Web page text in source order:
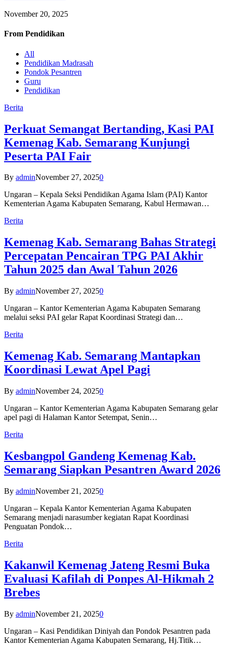
November 20, 2025
From Pendidikan
All
Pendidikan Madrasah
Pondok Pesantren
Guru
Pendidikan
Berita
Perkuat Semangat Bertanding, Kasi PAI
Kemenag Kab. Semarang Kunjungi
Peserta PAI Fair
By adminNovember 27, 20250
Ungaran – Kepala Seksi Pendidikan Agama Islam (PAI) Kantor
Kementerian Agama Kabupaten Semarang, Kabul Hermawan…
Berita
Kemenag Kab. Semarang Bahas Strategi
Percepatan Pencairan TPG PAI Akhir
Tahun 2025 dan Awal Tahun 2026
By adminNovember 27, 20250
Ungaran – Kantor Kementerian Agama Kabupaten Semarang
melalui seksi PAI gelar Rapat Koordinasi Strategi dan…
Berita
Kemenag Kab. Semarang Mantapkan
Koordinasi Lewat Apel Pagi
By adminNovember 24, 20250
Ungaran – Kantor Kementerian Agama Kabupaten Semarang gelar
apel pagi di Halaman Kantor Setempat, Senin…
Berita
Kesbangpol Gandeng Kemenag Kab.
Semarang Siapkan Pesantren Award 2026
By adminNovember 21, 20250
Ungaran – Kepala Kantor Kementerian Agama Kabupaten
Semarang menjadi narasumber kegiatan Rapat Koordinasi
Penguatan Pondok…
Berita
Kakanwil Kemenag Jateng Resmi Buka
Evaluasi Kafilah di Ponpes Al-Hikmah 2
Brebes
By adminNovember 21, 20250
Ungaran – Kasi Pendidikan Diniyah dan Pondok Pesantren pada
Kantor Kementerian Agama Kabupaten Semarang, Hj.Titik…